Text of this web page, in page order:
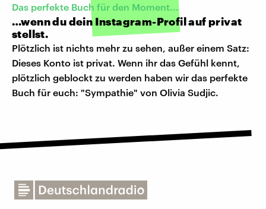
Das perfekte Buch für den Moment...
…wenn du dein Instagram-Profil auf privat
stellst.
Plötzlich ist nichts mehr zu sehen, außer einem Satz:
Dieses Konto ist privat. Wenn ihr das Gefühl kennt,
plötzlich geblockt zu werden haben wir das perfekte
Buch für euch: "Sympathie" von Olivia Sudjic.